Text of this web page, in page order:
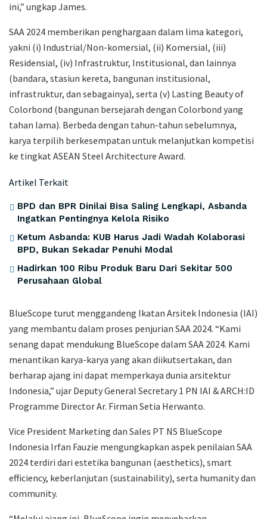
ini,” ungkap James.
SAA 2024 memberikan penghargaan dalam lima kategori,
yakni (i) Industrial/Non-komersial, (ii) Komersial, (iii)
Residensial, (iv) Infrastruktur, Institusional, dan lainnya
(bandara, stasiun kereta, bangunan institusional,
infrastruktur, dan sebagainya), serta (v) Lasting Beauty of
Colorbond (bangunan bersejarah dengan Colorbond yang
tahan lama). Berbeda dengan tahun-tahun sebelumnya,
karya terpilih berkesempatan untuk melanjutkan kompetisi
ke tingkat ASEAN Steel Architecture Award.
Artikel Terkait
BPD dan BPR Dinilai Bisa Saling Lengkapi, Asbanda
Ingatkan Pentingnya Kelola Risiko
Ketum Asbanda: KUB Harus Jadi Wadah Kolaborasi
BPD, Bukan Sekadar Penuhi Modal
Hadirkan 100 Ribu Produk Baru Dari Sekitar 500
Perusahaan Global
BlueScope turut menggandeng Ikatan Arsitek Indonesia (IAI)
yang membantu dalam proses penjurian SAA 2024. “Kami
senang dapat mendukung BlueScope dalam SAA 2024. Kami
menantikan karya-karya yang akan diikutsertakan, dan
berharap ajang ini dapat memperkaya dunia arsitektur
Indonesia,” ujar Deputy General Secretary 1 PN IAI & ARCH:ID
Programme Director Ar. Firman Setia Herwanto.
Vice President Marketing dan Sales PT NS BlueScope
Indonesia Irfan Fauzie mengungkapkan aspek penilaian SAA
2024 terdiri dari estetika bangunan (aesthetics), smart
efficiency, keberlanjutan (sustainability), serta humanity dan
community.